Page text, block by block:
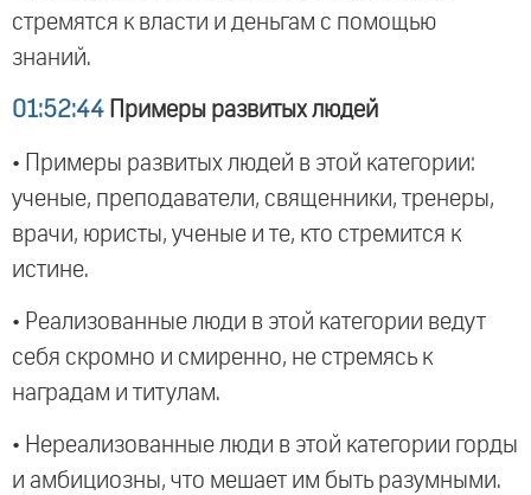
стремятся к власти и деньгам с помощью
знаний.
01:52:44 Примеры развитых людей
• Примеры развитых людей в этой категории:
ученые, преподаватели, священники, тренеры,
врачи, юристы, ученые и те, кто стремится к
истине.
• Реализованные люди в этой категории ведут
себя скромно и смиренно, не стремясь к
наградам и титулам.
• Нереализованные люди в этой категории горды
и амбициозны, что мешает им быть разумными.